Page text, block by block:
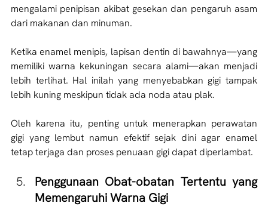
mengalami penipisan akibat gesekan dan pengaruh asam
dari makanan dan minuman.
Ketika enamel menipis, lapisan dentin di bawahnya—yang
memiliki warna kekuningan secara alami—akan menjadi
lebih terlihat. Hal inilah yang menyebabkan gigi tampak
lebih kuning meskipun tidak ada noda atau plak.
Oleh karena itu, penting untuk menerapkan perawatan
gigi yang lembut namun efektif sejak dini agar enamel
tetap terjaga dan proses penuaan gigi dapat diperlambat.
Penggunaan Obat-obatan Tertentu yang
Memengaruhi Warna Gigi